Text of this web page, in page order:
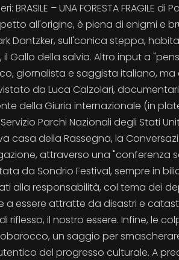
– UNA FORESTA FRAGILE di
all'origine, è piena di enigmi e
Dantzker, sull'conica steppa,
Gallo della salvia. Altro input a
giornalista e saggista italiano,
da Luca Calzolari,
della Giuria internazionale (in platea
Parchi Nazionali degli Stati
casa della Rassegna, la
attraverso una "conferenza
da Sondrio Festival, sempre in
alla responsabilità, col tema dei
a essere attratte da disastri e
riflesso, il nostro essere. Infine, le
un saggio per
del progresso culturale. A